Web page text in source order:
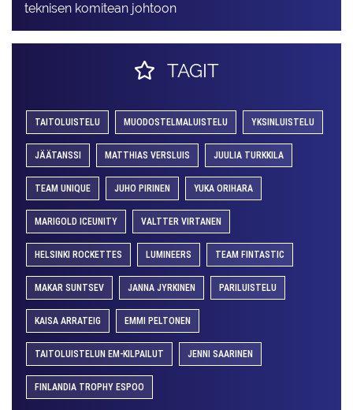
teknisen komitean johtoon
TAGIT
TAITOLUISTELU MUODOSTELMALUISTELU YKSINLUISTELU
JÄÄTANSSI MATTHIAS VERSLUIS JUULIA TURKKILA
TEAM UNIQUE JUHO PIRINEN YUKA ORIHARA
MARIGOLD ICEUNITY VALTTER VIRTANEN
HELSINKI ROCKETTES LUMINEERS TEAM FINTASTIC
MAKAR SUNTSEV JANNA JYRKINEN PARILUISTELU
KAISA ARRATEIG EMMI PELTONEN
TAITOLUISTELUN EM-KILPAILUT JENNI SAARINEN
FINLANDIA TROPHY ESPOO